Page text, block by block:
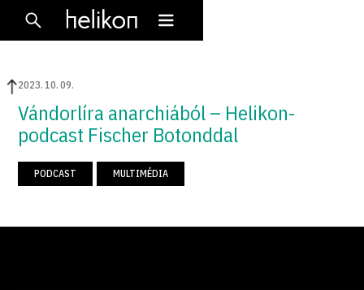
2023. 10.09.
Vándorlíra anarchiából – Helikon-
podcast Fischer Botonddal
PODCAST MULTIMÉDIA